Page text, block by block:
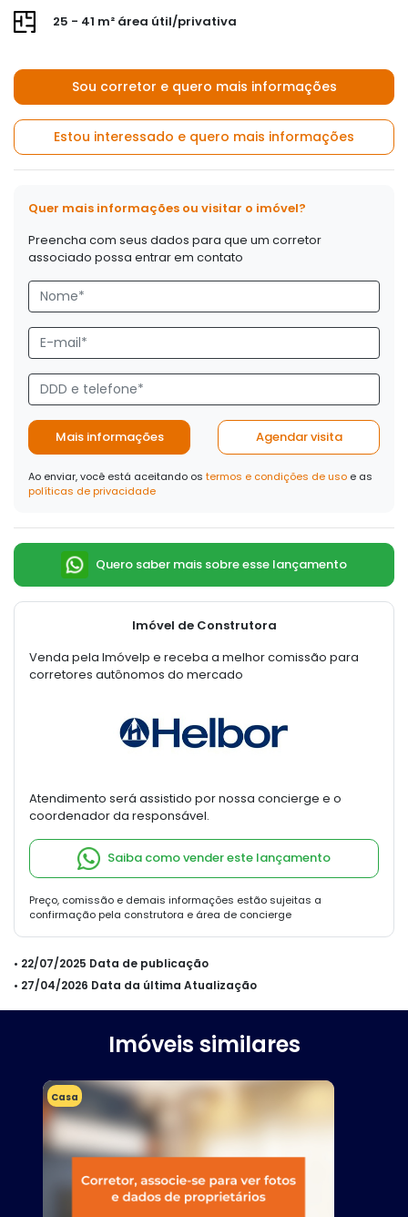
25 - 41 m² área útil/privativa
Sou corretor e quero mais informações
Estou interessado e quero mais informações
Quer mais informações ou visitar o imóvel?
Preencha com seus dados para que um corretor
associado possa entrar em contato
Mais informações Agendar visita
Ao enviar, você está aceitando os termos e condições de uso e as
políticas de privacidade
Quero saber mais sobre esse lançamento
Imóvel de Construtora
Venda pela Imóvelp e receba a melhor comissão para
corretores autônomos do mercado
Atendimento será assistido por nossa concierge e o
coordenador da responsável.
Saiba como vender este lançamento
Preço, comissão e demais informações estão sujeitas a
confirmação pela construtora e área de concierge
• 22/07/2025 Data de publicação
• 27/04/2026 Data da última Atualização
Imóveis similares
Casa